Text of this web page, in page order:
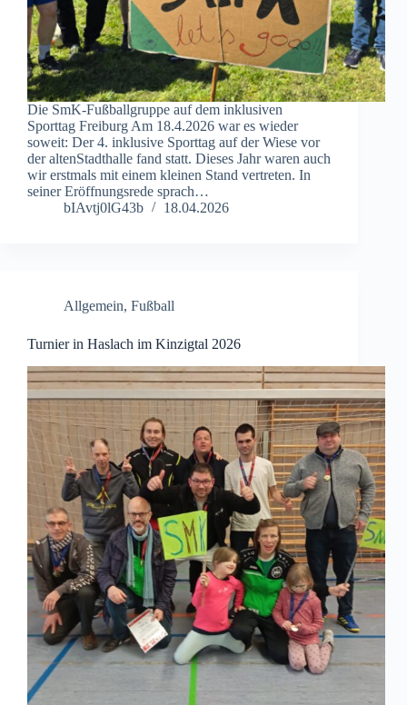
Die SmK-Fußballgruppe auf dem inklusiven
Sporttag Freiburg Am 18.4.2026 war es wieder
soweit: Der 4. inklusive Sporttag auf der Wiese vor
der altenStadthalle fand statt. Dieses Jahr waren auch
wir erstmals mit einem kleinen Stand vertreten. In
seiner Eröffnungsrede sprach…
bIAvtj0lG43b
18.04.2026
Allgemein, Fußball
Turnier in Haslach im Kinzigtal 2026